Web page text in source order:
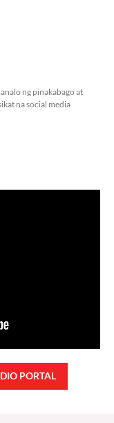
ng pinakabago at
na social media
PORTAL